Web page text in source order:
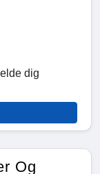
dig
Og